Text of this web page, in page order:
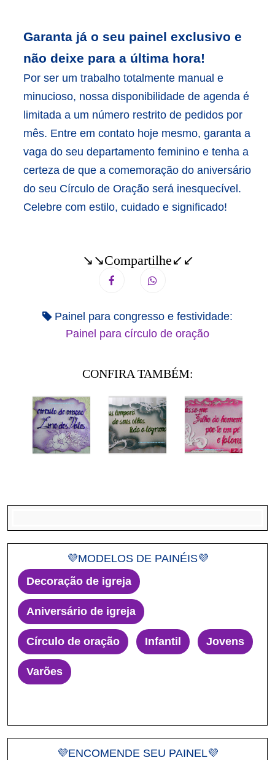
Garanta já o seu painel exclusivo e
não deixe para a última hora!
Por ser um trabalho totalmente manual e
minucioso, nossa disponibilidade de agenda é
limitada a um número restrito de pedidos por
mês. Entre em contato hoje mesmo, garanta a
vaga do seu departamento feminino e tenha a
certeza de que a comemoração do aniversário
do seu Círculo de Oração será inesquecível.
Celebre com estilo, cuidado e significado!
↘↘Compartilhe↙↙
Painel para congresso e festividade:
Painel para círculo de oração
CONFIRA TAMBÉM:
💜MODELOS DE PAINÉIS💜
Decoração de igreja
Aniversário de igreja
Círculo de oração Infantil Jovens
Varões
💜ENCOMENDE SEU PAINEL💜